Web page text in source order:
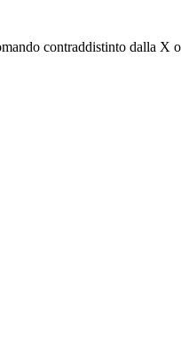
contraddistinto dalla